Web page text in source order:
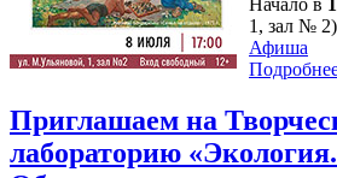
1, зал №
Афиша
Приглашаем на
лабораторию